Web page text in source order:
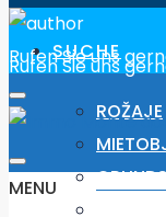
Rufen Sie uns
SUCHE
ROŽAJE
Rufen Sie uns
MENU